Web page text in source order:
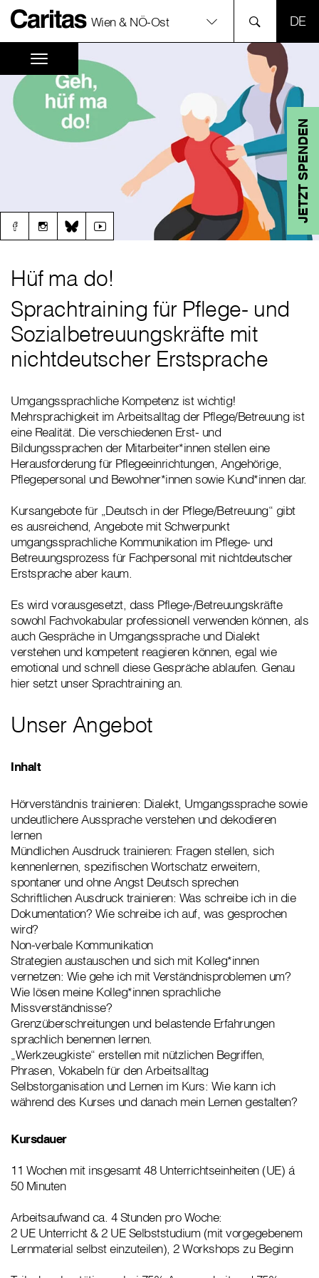
Wien & NÖ-Ost
JETZT SPENDEN
Hüf ma do!
Sprachtraining für Pflege- und
Sozialbetreuungskräfte mit
nichtdeutscher Erstsprache
Umgangssprachliche Kompetenz ist wichtig!
Mehrsprachigkeit im Arbeitsalltag der Pflege/Betreuung ist
eine Realität. Die verschiedenen Erst- und
Bildungssprachen der Mitarbeiter*innen stellen eine
Herausforderung für Pflegeeinrichtungen, Angehörige,
Pflegepersonal und Bewohner*innen sowie Kund*innen dar.
Kursangebote für „Deutsch in der Pflege/Betreuung“ gibt
es ausreichend, Angebote mit Schwerpunkt
umgangssprachliche Kommunikation im Pflege- und
Betreuungsprozess für Fachpersonal mit nichtdeutscher
Erstsprache aber kaum.
Es wird vorausgesetzt, dass Pflege-/Betreuungskräfte
sowohl Fachvokabular professionell verwenden können, als
auch Gespräche in Umgangssprache und Dialekt
verstehen und kompetent reagieren können, egal wie
emotional und schnell diese Gespräche ablaufen. Genau
hier setzt unser Sprachtraining an.
Unser Angebot
Inhalt
Hörverständnis trainieren: Dialekt, Umgangssprache sowie
undeutlichere Aussprache verstehen und dekodieren
lernen
Mündlichen Ausdruck trainieren: Fragen stellen, sich
kennenlernen, spezifischen Wortschatz erweitern,
spontaner und ohne Angst Deutsch sprechen
Schriftlichen Ausdruck trainieren: Was schreibe ich in die
Dokumentation? Wie schreibe ich auf, was gesprochen
wird?
Non-verbale Kommunikation
Strategien austauschen und sich mit Kolleg*innen
vernetzen: Wie gehe ich mit Verständnisproblemen um?
Wie lösen meine Kolleg*innen sprachliche
Missverständnisse?
Grenzüberschreitungen und belastende Erfahrungen
sprachlich benennen lernen.
„Werkzeugkiste“ erstellen mit nützlichen Begriffen,
Phrasen, Vokabeln für den Arbeitsalltag
Selbstorganisation und Lernen im Kurs: Wie kann ich
während des Kurses und danach mein Lernen gestalten?
Kursdauer
11 Wochen mit insgesamt 48 Unterrichtseinheiten (UE) á
50 Minuten
Arbeitsaufwand ca. 4 Stunden pro Woche:
2 UE Unterricht & 2 UE Selbststudium (mit vorgegebenem
Lernmaterial selbst einzuteilen), 2 Workshops zu Beginn